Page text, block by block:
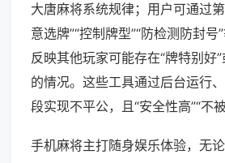
大唐麻将系统规律；用户可通过
意选牌”“控制牌型”“防检测防封号
反映其他玩家可能存在“牌特别好
的情况。这些工具通过后台运行
段实现不平公，且“安全性高”“不被
手机麻将主打随身娱乐体验，无